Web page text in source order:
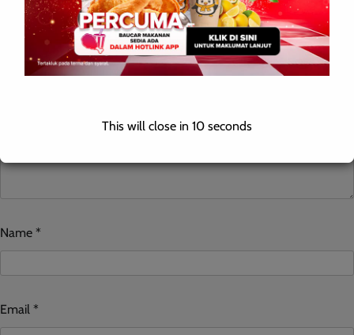
Comment *
Name *
Email *
This will close in 10 seconds